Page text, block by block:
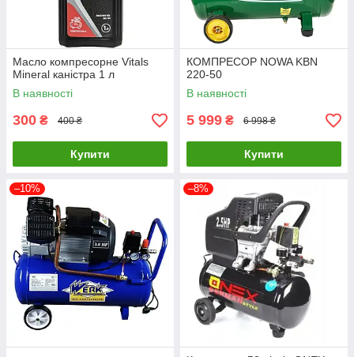
Масло компресорне Vitals
Mineral каністра 1 л
В наявності
300 ₴ 400 ₴
Купити
КОМПРЕСОР NOWA KBN
220-50
В наявності
5 999 ₴ 6 998 ₴
Купити
–10% –8%